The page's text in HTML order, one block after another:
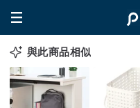
與此商品相似